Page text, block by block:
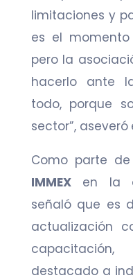
limitaciones y
es el
pero la
hacerlo ante
todo, porque
sector”,
Como parte
IMMEXen la
señaló que es
actualización
destacado a